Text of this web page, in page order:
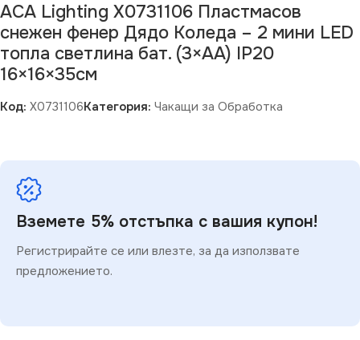
ACA Lighting X0731106 Пластмасов
снежен фенер Дядо Коледа – 2 мини LED
топла светлина бат. (3×AA) IP20
16×16×35см
Код: X0731106Категория: Чакащи за Обработка
Вземете 5% отстъпка с вашия купон!
Регистрирайте се или влезте, за да използвате
предложението.